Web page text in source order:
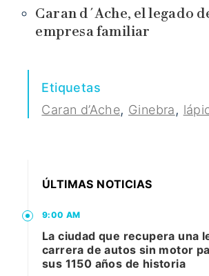
Caran d´Ache, el legado
empresa familiar
Etiquetas
Caran d’Ache, Ginebra,
ÚLTIMAS NOTICIAS
9:00 AM
La ciudad que recupera una
carrera de autos sin motor
sus 1150 años de historia